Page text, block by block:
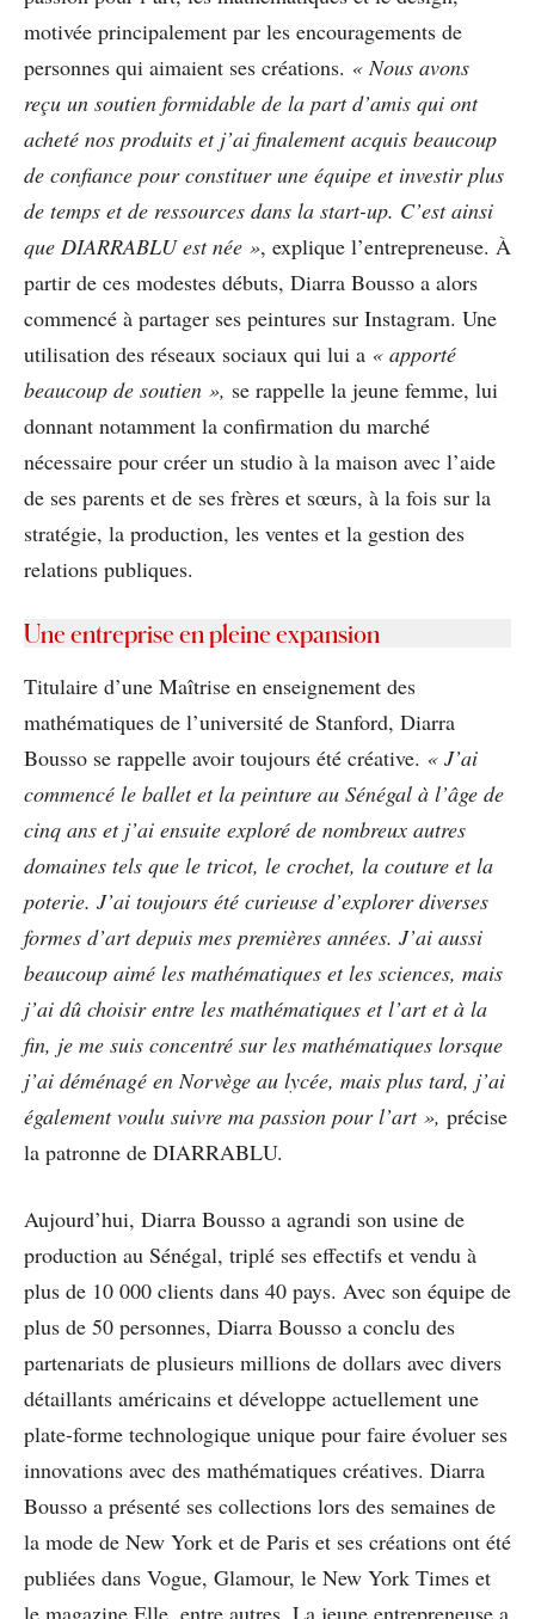
motivée principalement par les encouragements de
personnes qui aimaient ses créations. « Nous avons
reçu un soutien formidable de la part d’amis qui ont
acheté nos produits et j’ai finalement acquis beaucoup
de confiance pour constituer une équipe et investir plus
de temps et de ressources dans la start-up. C’est ainsi
que DIARRABLU est née », explique l’entrepreneuse. À
partir de ces modestes débuts, Diarra Bousso a alors
commencé à partager ses peintures sur Instagram. Une
utilisation des réseaux sociaux qui lui a « apporté
beaucoup de soutien », se rappelle la jeune femme, lui
donnant notamment la confirmation du marché
nécessaire pour créer un studio à la maison avec l’aide
de ses parents et de ses frères et sœurs, à la fois sur la
stratégie, la production, les ventes et la gestion des
relations publiques.
Une entreprise en pleine expansion
Titulaire d’une Maîtrise en enseignement des
mathématiques de l’université de Stanford, Diarra
Bousso se rappelle avoir toujours été créative. « J’ai
commencé le ballet et la peinture au Sénégal à l’âge de
cinq ans et j’ai ensuite exploré de nombreux autres
domaines tels que le tricot, le crochet, la couture et la
poterie. J’ai toujours été curieuse d’explorer diverses
formes d’art depuis mes premières années. J’ai aussi
beaucoup aimé les mathématiques et les sciences, mais
j’ai dû choisir entre les mathématiques et l’art et à la
fin, je me suis concentré sur les mathématiques lorsque
j’ai déménagé en Norvège au lycée, mais plus tard, j’ai
également voulu suivre ma passion pour l’art », précise
la patronne de DIARRABLU.
Aujourd’hui, Diarra Bousso a agrandi son usine de
production au Sénégal, triplé ses effectifs et vendu à
plus de 10 000 clients dans 40 pays. Avec son équipe de
plus de 50 personnes, Diarra Bousso a conclu des
partenariats de plusieurs millions de dollars avec divers
détaillants américains et développe actuellement une
plate-forme technologique unique pour faire évoluer ses
innovations avec des mathématiques créatives. Diarra
Bousso a présenté ses collections lors des semaines de
la mode de New York et de Paris et ses créations ont été
publiées dans Vogue, Glamour, le New York Times et
le magazine Elle, entre autres. La jeune entrepreneuse a